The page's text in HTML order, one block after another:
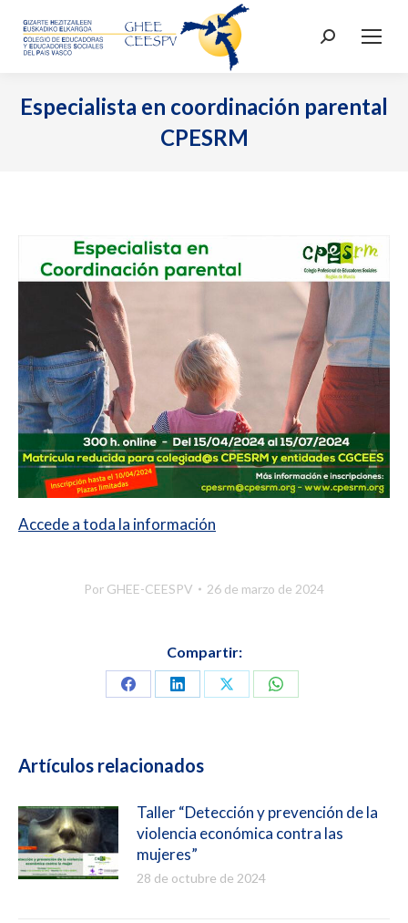
Buscar:
Especialista en coordinación parental
CPESRM
Accede a toda la información
Por GHEE-CEESPV 26 de marzo de 2024
Compartir:
CompartirCompartirCompartirCompartir
Artículos relacionados
Taller “Detección y prevención de la
violencia económica contra las
mujeres”
28 de octubre de 2024